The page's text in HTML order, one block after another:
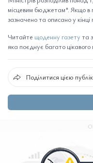
місцевим бюджетам". Якщо в
зазначено та описано у кінці
Читайте щоденну газету та
яка поєднує багато цікавого
Поділитися цією